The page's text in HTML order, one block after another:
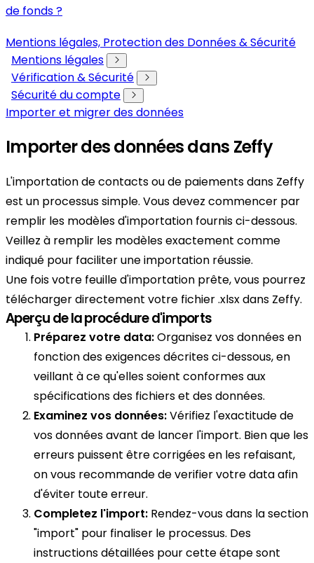
de fonds ?
Mentions légales, Protection des Données & Sécurité
Mentions légales
Vérification & Sécurité
Sécurité du compte
Importer et migrer des données
Importer des données dans Zeffy
L'importation de contacts ou de paiements dans Zeffy
est un processus simple. Vous devez commencer par
remplir les modèles d'importation fournis ci-dessous.
Veillez à remplir les modèles exactement comme
indiqué pour faciliter une importation réussie.
Une fois votre feuille d'importation prête, vous pourrez
télécharger directement votre fichier .xlsx dans Zeffy.
Aperçu de la procédure d'imports
Préparez votre data:Organisez vos données en
fonction des exigences décrites ci-dessous, en
veillant à ce qu'elles soient conformes aux
spécifications des fichiers et des données.
Examinez vos données:Vérifiez l'exactitude de
vos données avant de lancer l'import. Bien que les
erreurs puissent être corrigées en les refaisant,
on vous recommande de verifier votre data afin
d'éviter toute erreur.
Completez l'import: Rendez-vous dans la section
"import" pour finaliser le processus. Des
instructions détaillées pour cette étape sont